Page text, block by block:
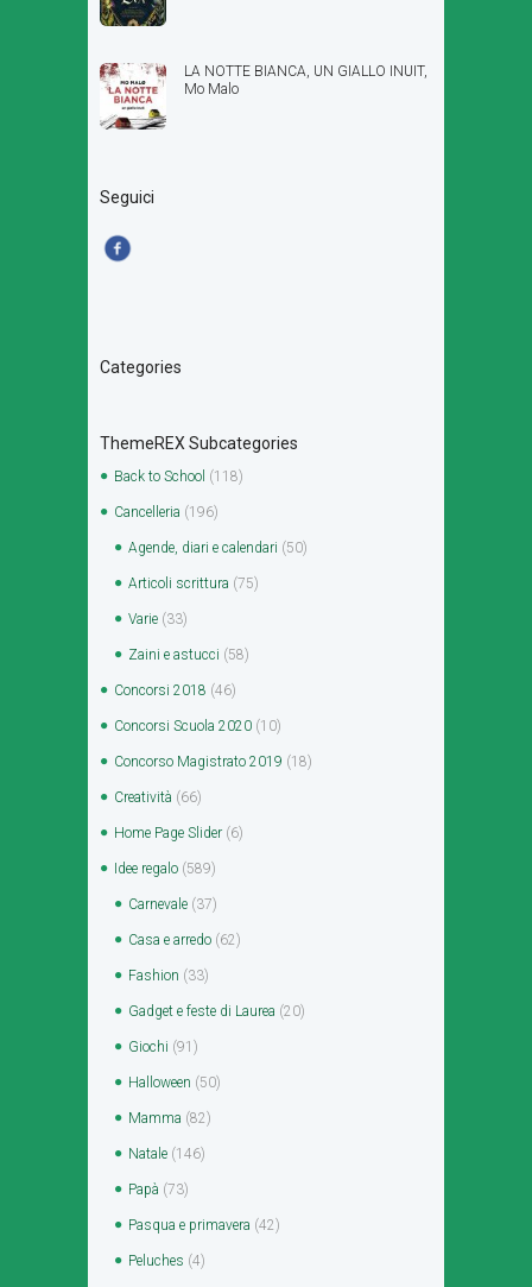
LA NOTTE BIANCA, UN GIALLO INUIT,
Mo Malo
Seguici
Categories
ThemeREX Subcategories
Back to School (118)
Cancelleria (196)
Agende, diari e calendari (50)
Articoli scrittura (75)
Varie (33)
Zaini e astucci (58)
Concorsi 2018 (46)
Concorsi Scuola 2020 (10)
Concorso Magistrato 2019 (18)
Creatività (66)
Home Page Slider (6)
Idee regalo (589)
Carnevale (37)
Casa e arredo (62)
Fashion (33)
Gadget e feste di Laurea (20)
Giochi (91)
Halloween (50)
Mamma (82)
Natale (146)
Papà (73)
Pasqua e primavera (42)
Peluches (4)